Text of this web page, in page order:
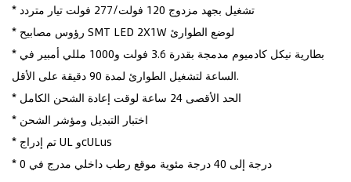
* تشغيل بجهد مزدوج 120 فولت/277 فولت تيار متردد
* رؤوس مصابيح SMT LED 2X1W لوضع الطوارئ
* بطارية نيكل كادميوم مدمجة بقدرة 3.6 فولت و1000 مللي أمبير في
الساعة لتشغيل الطوارئ لمدة 90 دقيقة على الأقل.
* الحد الأقصى 24 ساعة لوقت إعادة الشحن الكامل
* اختبار التبديل ومؤشر الشحن
* تم إدراج UL وcULus
* 0 درجة إلى 40 درجة مئوية موقع رطب داخلي مدرج في